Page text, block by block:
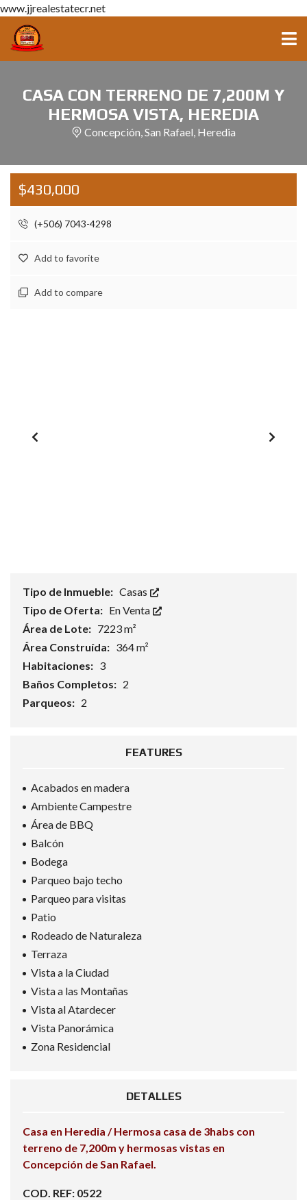
www.jjrealestatecr.net
CASA CON TERRENO DE 7,200M Y
HERMOSA VISTA, HEREDIA
Concepción, San Rafael, Heredia
$430,000
(+506) 7043-4298
Add to favorite
Add to compare
Tipo de Inmueble: Casas
Tipo de Oferta: En Venta
Área de Lote: 7223 m²
Área Construída: 364 m²
Habitaciones: 3
Baños Completos: 2
Parqueos: 2
FEATURES
Acabados en madera
Ambiente Campestre
Área de BBQ
Balcón
Bodega
Parqueo bajo techo
Parqueo para visitas
Patio
Rodeado de Naturaleza
Terraza
Vista a la Ciudad
Vista a las Montañas
Vista al Atardecer
Vista Panorámica
Zona Residencial
DETALLES
Casa en Heredia / Hermosa casa de 3habs con
terreno de 7,200m y hermosas vistas en
Concepción de San Rafael.
COD. REF: 0522